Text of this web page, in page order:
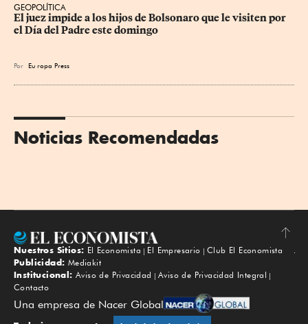
GEOPOLÍTICA
El juez impide a los hijos de Bolsonaro que le visiten por
el Día del Padre este domingo
Por Eu ropa Press
Noticias Recomendadas
Subir
Nuestros Sitios: El Economista El Empresario
Club El Economista
Publicidad: Mediakit
Institucional: Aviso de Privacidad
Aviso de Privacidad Integral
Contacto
Una empresa de Nacer Global